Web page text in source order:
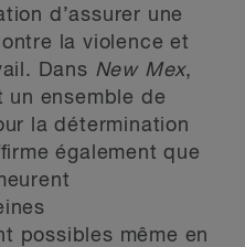
d’assurer une
la violence et
Dans New Mex,
un ensemble de
la détermination
également que
possibles même en